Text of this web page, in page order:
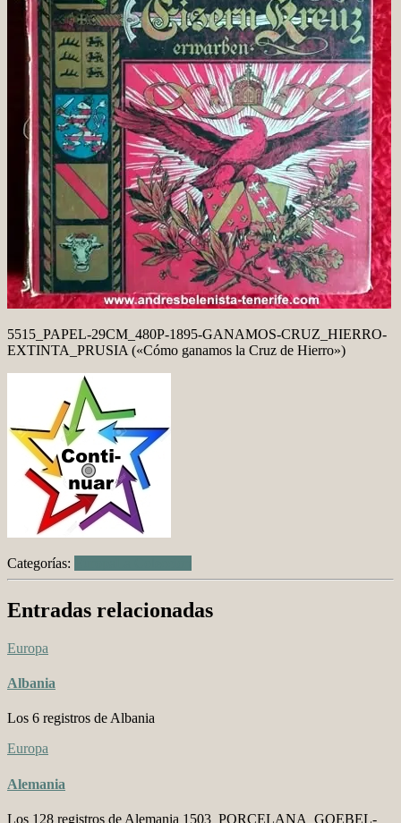
5515_PAPEL-29CM_480P-1895-GANAMOS-CRUZ_HIERRO-
EXTINTA_PRUSIA («Cómo ganamos la Cruz de Hierro»)
Categorías:
Entradas relacionadas
Europa
Albania
Los 6 registros de Albania
Europa
Alemania
Los 128 registros de Alemania 1503_PORCELANA_GOEBEL-